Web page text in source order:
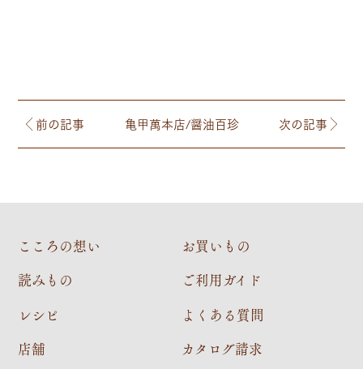
前の記事 亀甲萬本店/醤油百珍 次の記事
こころの想い
読みもの
レシピ
店舗
お買いもの
ご利用ガイド
よくある質問
カタログ請求